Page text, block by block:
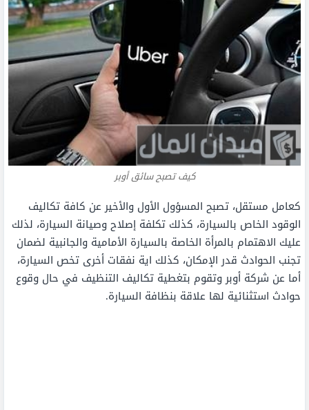
كيف تصبح سائق أوبر
كعامل مستقل، تصبح المسؤول الأول والأخير عن كافة تكاليف
الوقود الخاص بالسيارة، كذلك تكلفة إصلاح وصيانة السيارة، لذلك
عليك الاهتمام بالمرأة الخاصة بالسيارة الأمامية والجانبية لضمان
تجنب الحوادث قدر الإمكان، كذلك اية نفقات أخرى تخص السيارة،
أما عن شركة أوبر وتقوم بتغطية تكاليف التنظيف في حال وقوع
حوادث استثنائية لها علاقة بنظافة السيارة.